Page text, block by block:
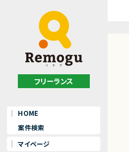
フリーランス
HOME
案件検索
マイページ